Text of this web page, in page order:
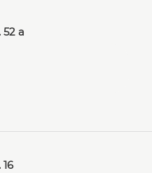
52 а